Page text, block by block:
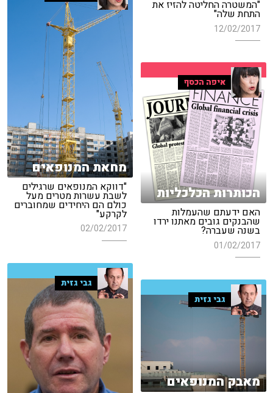
"המשטרה החליטה להזיז את
התחת שלה"
12/02/2017
מחאת המנופאים
"דווקא המנופאים שרגילים
לשבת עשרות מטרים מעל
כולם הם היחידים שמחוברים
לקרקע"
02/02/2017
איפה הכסף
הכותרות הכלכליות
האם ידעתם שהעמלות
שהבנקים גובים מאתנו ירדו
בשנה שעברה?
01/02/2017
גבי גזית
גבי גזית
מאבק המנופאים